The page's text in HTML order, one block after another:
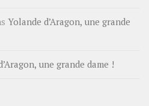
Yolande d’Aragon, une grande
une grande dame !